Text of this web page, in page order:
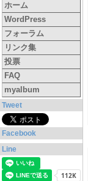
ホーム
WordPress
フォーラム
リンク集
投票
FAQ
myalbum
Tweet
Facebook
Line